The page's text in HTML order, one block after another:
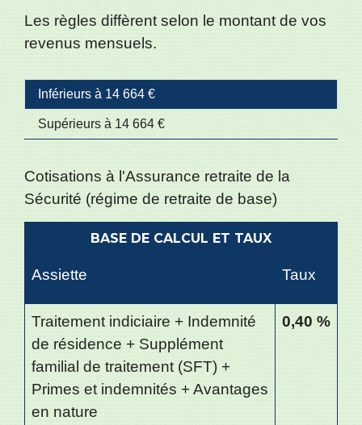
Les règles diffèrent selon le montant de vos
revenus mensuels.
Inférieurs à 14 664 €
Supérieurs à 14 664 €
Cotisations à l'Assurance retraite de la
Sécurité (régime de retraite de base)
BASE DE CALCUL ET TAUX
Assiette Taux
Traitement indiciaire + Indemnité
de résidence + Supplément
familial de traitement (SFT) +
Primes et indemnités + Avantages
en nature
0,40 %